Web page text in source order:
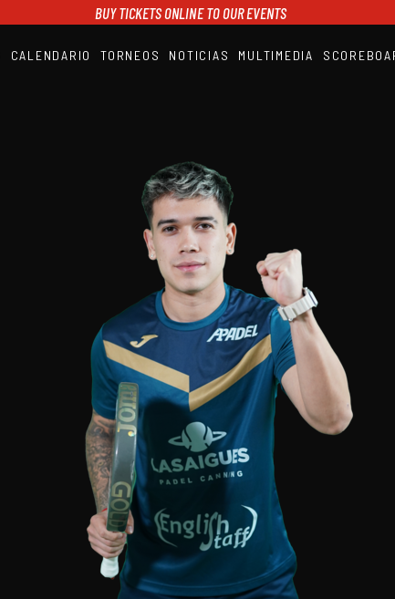
BUY TICKETS ONLINE TO OUR EVENTS
CALENDARIO TORNEOS NOTICIAS MULTIMEDIA
MULTIMEDIA
SCOREBOARD
STREAMING